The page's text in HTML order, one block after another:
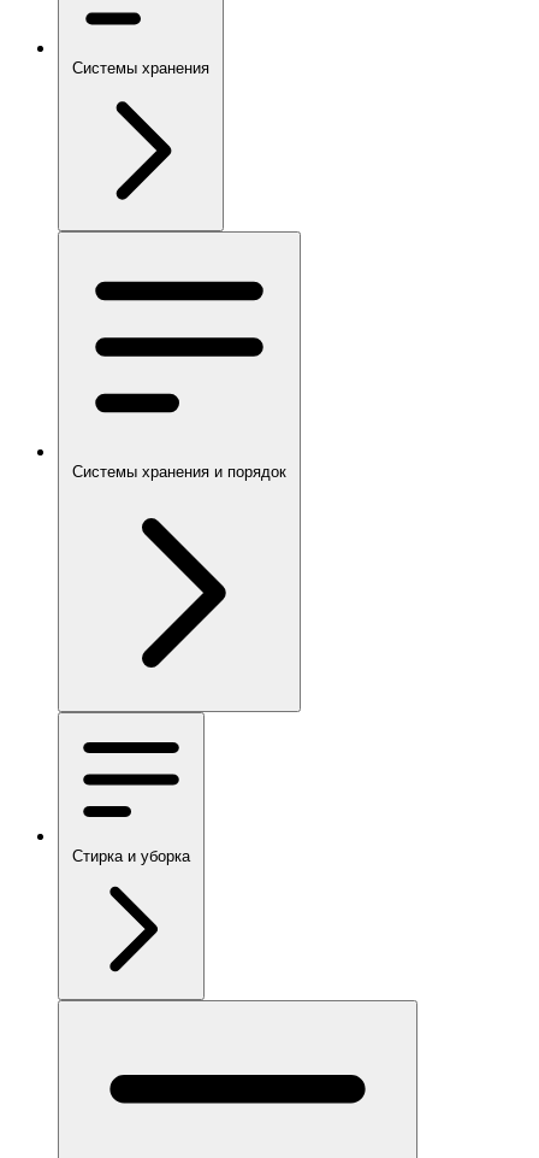
Системы хранения
Системы хранения и порядок
Стирка и уборка